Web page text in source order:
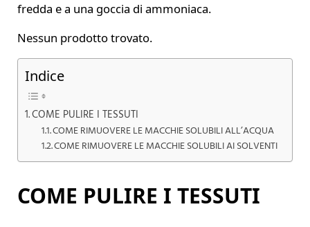
fredda e a una goccia di ammoniaca.
Nessun prodotto trovato.
Indice
COME PULIRE I TESSUTI
COME RIMUOVERE LE MACCHIE SOLUBILI ALL’ACQUA
COME RIMUOVERE LE MACCHIE SOLUBILI AI SOLVENTI
COME PULIRE I TESSUTI